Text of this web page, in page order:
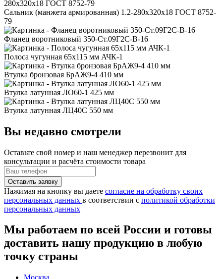
Сальник (манжета армированная) 1.2-280x320x18 ГОСТ 8752-
79
Фланец воротниковый 350-Ст.09Г2С-В-16
Полоса чугунная 65x115 мм АЧК-1
Втулка бронзовая БрАЖ9-4 410 мм
Втулка латунная ЛО60-1 425 мм
Втулка латунная ЛЦ40С 550 мм
Вы недавно смотрели
Оставьте свой номер и наш менеджер перезвонит для
консультации и расчёта стоимости товара
Нажимая на кнопку вы даете согласие на обработку своих
персональных данных в соответствии с политикой обработки
персональных данных
Мы работаем по всей России и готовы
доставить нашу продукцию в любую
точку страны